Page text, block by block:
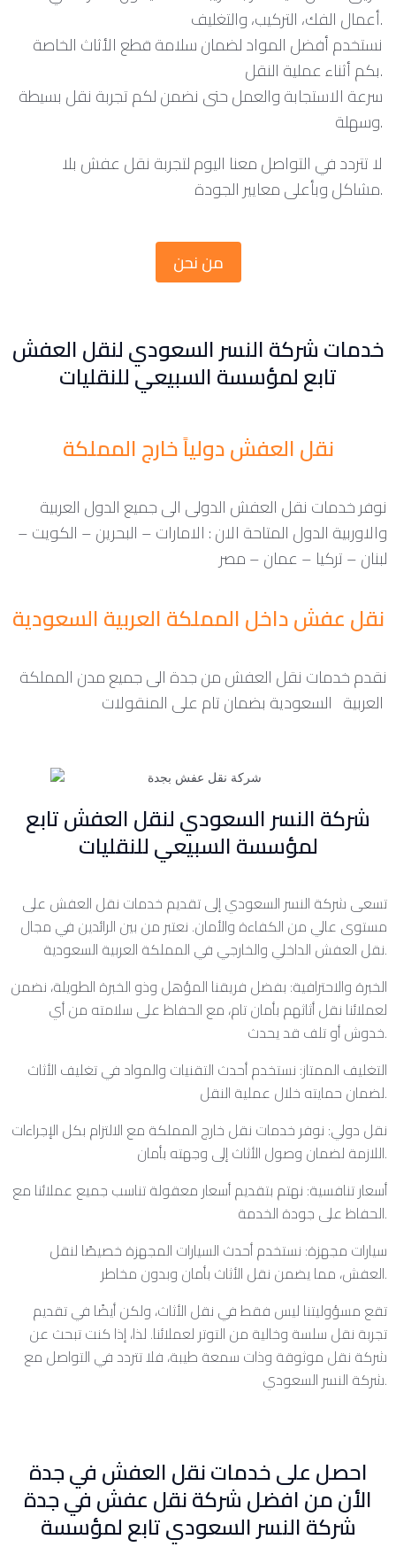
أعمال الفك، التركيب، والتغليف.
نستخدم أفضل المواد لضمان سلامة قطع الأثاث الخاصة
بكم أثناء عملية النقل.
سرعة الاستجابة والعمل حتى نضمن لكم تجربة نقل بسيطة
وسهلة.
لا تتردد في التواصل معنا اليوم لتجربة نقل عفش بلا
مشاكل وبأعلى معايير الجودة.
من نحن
خدمات شركة النسر السعودي لنقل العفش
تابع لمؤسسة السبيعي للنقليات
نقل العفش دولياً خارج المملكة
نوفر خدمات نقل العفش الدولى الى جميع الدول العربية
والاوربية الدول المتاحة الان : الامارات – البحرين – الكويت –
لبنان – تركيا – عمان – مصر
نقل عفش داخل المملكة العربية السعودية
نقدم خدمات نقل العفش من جدة الى جميع مدن المملكة
شركة النسر السعودي لنقل العفش تابع
لمؤسسة السبيعي للنقليات
تسعى شركة النسر السعودي إلى تقديم خدمات نقل العفش على
مستوى عالي من الكفاءة والأمان. نعتبر من بين الرائدين في مجال
نقل العفش الداخلي والخارجي في المملكة العربية السعودية.
الخبرة والاحترافية: بفضل فريقنا المؤهل وذو الخبرة الطويلة، نضمن
لعملائنا نقل أثاثهم بأمان تام، مع الحفاظ على سلامته من أي
خدوش أو تلف قد يحدث.
التغليف الممتاز: نستخدم أحدث التقنيات والمواد في تغليف الأثاث
لضمان حمايته خلال عملية النقل.
نقل دولي: نوفر خدمات نقل خارج المملكة مع الالتزام بكل الإجراءات
اللازمة لضمان وصول الأثاث إلى وجهته بأمان.
أسعار تنافسية: نهتم بتقديم أسعار معقولة تناسب جميع عملائنا مع
الحفاظ على جودة الخدمة.
سيارات مجهزة: نستخدم أحدث السيارات المجهزة خصيصًا لنقل
العفش، مما يضمن نقل الأثاث بأمان وبدون مخاطر.
تقع مسؤوليتنا ليس فقط في نقل الأثاث، ولكن أيضًا في تقديم
تجربة نقل سلسة وخالية من التوتر لعملائنا. لذا، إذا كنت تبحث عن
شركة نقل موثوقة وذات سمعة طيبة، فلا تتردد في التواصل مع
شركة النسر السعودي.
احصل على خدمات نقل العفش في جدة
الأن من افضل شركة نقل عفش في جدة
شركة النسر السعودي تابع لمؤسسة